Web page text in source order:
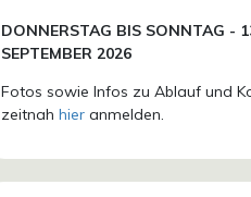
DONNERSTAG BIS SONNTAG -
SEPTEMBER 2026
Fotos sowie Infos zu Ablauf und
zeitnahhier anmelden.